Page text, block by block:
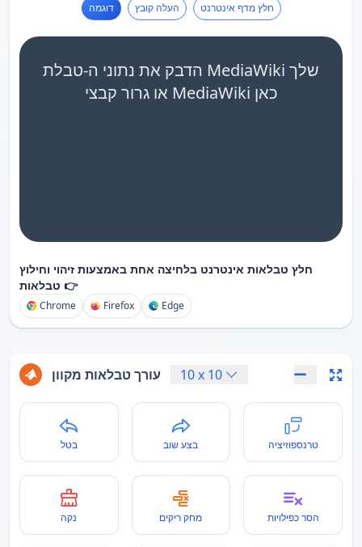
דוגמה העלה קובץ חלץ מדף אינטרנט
הדבק את נתוני ה-טבלת MediaWiki שלך
או גרור קבצי MediaWiki כאן
חלץ טבלאות אינטרנט בלחיצה אחת באמצעות זיהוי וחילוץ
טבלאות 👉
Chrome Firefox Edge
עורך טבלאות מקוון 10x 10
בטל בצע שוב טרנספוזיציה
נקה מחק ריקים הסר כפילויות